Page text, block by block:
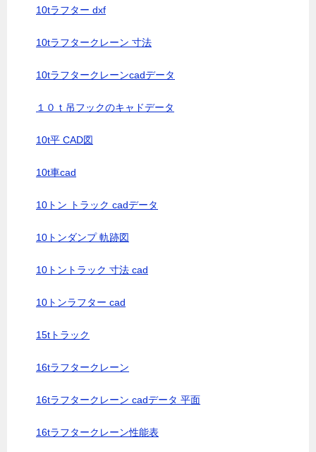
10tラフター dxf
10tラフタークレーン 寸法
10tラフタークレーンcadデータ
１０ｔ吊フックのキャドデータ
10t平 CAD図
10t車cad
10トン トラック cadデータ
10トンダンプ 軌跡図
10トントラック 寸法 cad
10トンラフター cad
15tトラック
16tラフタークレーン
16tラフタークレーン cadデータ 平面
16tラフタークレーン性能表